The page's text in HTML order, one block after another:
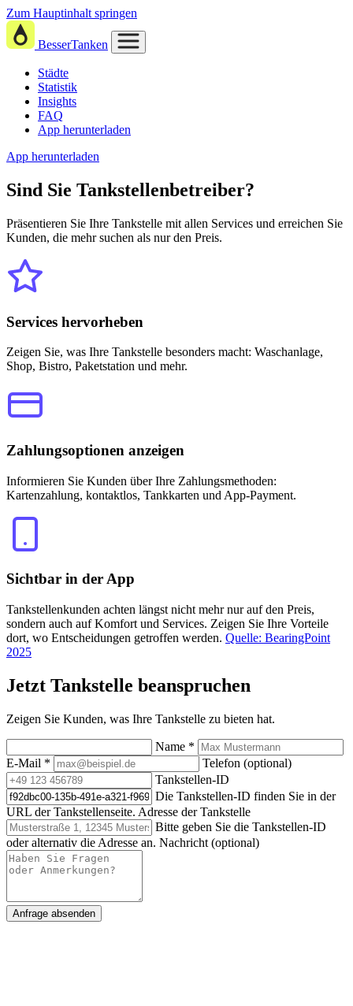
Zum Hauptinhalt springen
BesserTanken
Städte
Statistik
Insights
FAQ
App herunterladen
App herunterladen
Sind Sie Tankstellenbetreiber?
Präsentieren Sie Ihre Tankstelle mit allen Services und erreichen Sie
Kunden, die mehr suchen als nur den Preis.
Services hervorheben
Zeigen Sie, was Ihre Tankstelle besonders macht: Waschanlage,
Shop, Bistro, Paketstation und mehr.
Zahlungsoptionen anzeigen
Informieren Sie Kunden über Ihre Zahlungsmethoden:
Kartenzahlung, kontaktlos, Tankkarten und App-Payment.
Sichtbar in der App
Tankstellenkunden achten längst nicht mehr nur auf den Preis,
sondern auch auf Komfort und Services. Zeigen Sie Ihre Vorteile
dort, wo Entscheidungen getroffen werden. Quelle: BearingPoint
2025
Jetzt Tankstelle beanspruchen
Zeigen Sie Kunden, was Ihre Tankstelle zu bieten hat.
Name *
E-Mail *
Telefon (optional)
Tankstellen-ID
Die Tankstellen-ID finden Sie in der
URL der Tankstellenseite. Adresse der Tankstelle
Bitte geben Sie die Tankstellen-ID
oder alternativ die Adresse an. Nachricht (optional)
Anfrage absenden